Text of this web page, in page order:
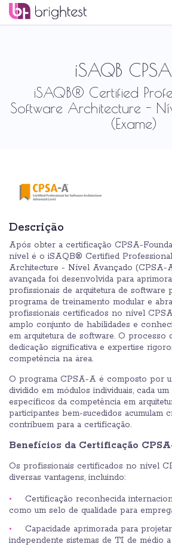
iSAQB
iSAQB® Certified
Software Architecture -
(Exame)
Descrição
Após obter a certificação CPSA-
nível é o iSAQB® Certified
Architecture - Nível Avançado (CPSA-
avançada foi desenvolvida para
profissionais de arquitetura de software
programa de treinamento modular e
profissionais certificados no nível
amplo conjunto de habilidades e
em arquitetura de software. O processo
dedicação significativa e expertise
competência na área.
O programa CPSA-A é composto por
dividido em módulos individuais, cada
específicos da competência em
participantes bem-sucedidos acumulam
contribuem para a certificação.
Benefícios da Certificação
Os profissionais certificados no nível
diversas vantagens, incluindo:
Certificação reconhecida
como um selo de qualidade para
Capacidade aprimorada para
independente sistemas de TI de médio